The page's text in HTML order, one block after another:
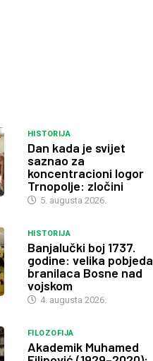
HISTORIJA
Dan kada je svijet
saznao za
koncentracioni logor
Trnopolje: zločini
5. augusta 2026.
HISTORIJA
Banjalučki boj 1737.
godine: velika pobjeda
branilaca Bosne nad
vojskom
4. augusta 2026.
FILOZOFIJA
Akademik Muhamed